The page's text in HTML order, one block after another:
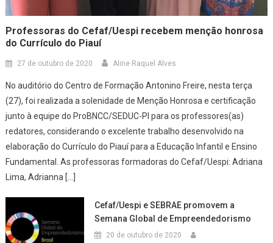
Professoras do Cefaf/Uespi recebem menção honrosa
do Currículo do Piauí
27 de outubro de 2020 Aline Raquel Alves
No auditório do Centro de Formação Antonino Freire, nesta terça
(27), foi realizada a solenidade de Menção Honrosa e certificação
junto à equipe do ProBNCC/SEDUC-PI para os professores(as)
redatores, considerando o excelente trabalho desenvolvido na
elaboração do Currículo do Piauí para a Educação Infantil e Ensino
Fundamental. As professoras formadoras do Cefaf/Uespi: Adriana
Lima, Adrianna […]
Cefaf/Uespi e SEBRAE promovem a
Semana Global de Empreendedorismo
20 de outubro de 2020